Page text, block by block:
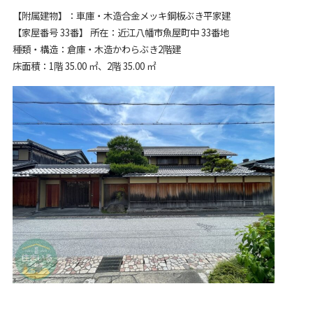
【附属建物】：車庫・木造合金メッキ鋼板ぶき平家建
【家屋番号 33番】 所在：近江八幡市魚屋町中 33番地
種類・構造：倉庫・木造かわらぶき2階建
床面積：1階 35.00 ㎡、2階 35.00 ㎡